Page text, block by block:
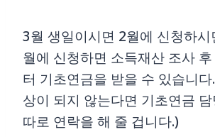
3월 생일이시면 2월에 신청하
월에 신청하면 소득재산 조사
터 기초연금을 받을 수 있습니
상이 되지 않는다면 기초연금
따로 연락을 해 줄 겁니다.)